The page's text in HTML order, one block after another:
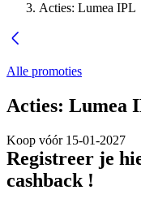
Acties: Lumea IPL
Alle promoties
Acties: Lumea
Koop vóór 15-01-2027
Registreer je
cashback !